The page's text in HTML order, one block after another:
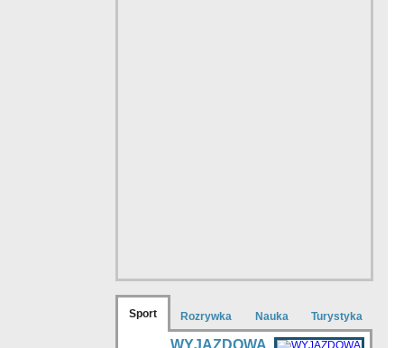
Sport Rozrywka Nauka Turystyka
WYJAZDOWA